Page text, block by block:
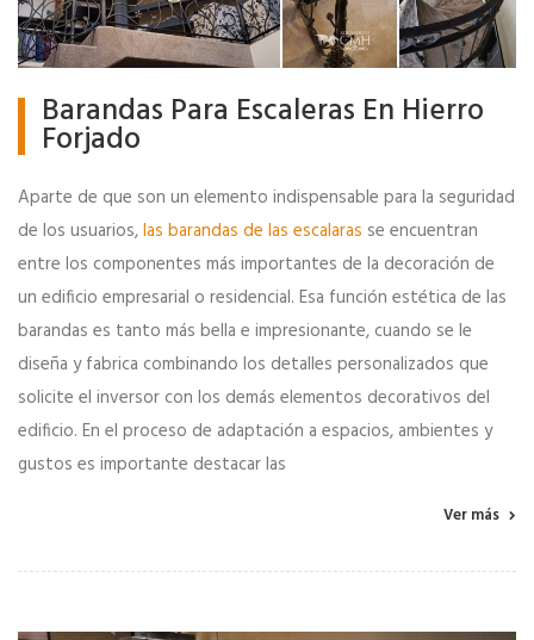
Barandas Para Escaleras En Hierro
Forjado
Aparte de que son un elemento indispensable para la seguridad
de los usuarios,las barandas de las escalaras se encuentran
entre los componentes más importantes de la decoración de
un edificio empresarial o residencial. Esa función estética de las
barandas es tanto más bella e impresionante, cuando se le
diseña y fabrica combinando los detalles personalizados que
solicite el inversor con los demás elementos decorativos del
edificio. En el proceso de adaptación a espacios, ambientes y
gustos es importante destacar las
Ver más